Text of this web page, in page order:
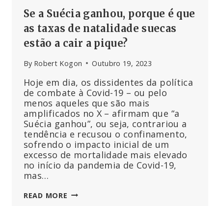
Se a Suécia ganhou, porque é que
as taxas de natalidade suecas
estão a cair a pique?
By Robert Kogon Outubro 19, 2023
Hoje em dia, os dissidentes da política
de combate à Covid-19 – ou pelo
menos aqueles que são mais
amplificados no X – afirmam que “a
Suécia ganhou”, ou seja, contrariou a
tendência e recusou o confinamento,
sofrendo o impacto inicial de um
excesso de mortalidade mais elevado
no início da pandemia de Covid-19,
mas…
READ MORE SE